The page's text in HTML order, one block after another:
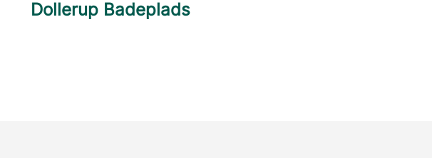
Dollerup Badeplads